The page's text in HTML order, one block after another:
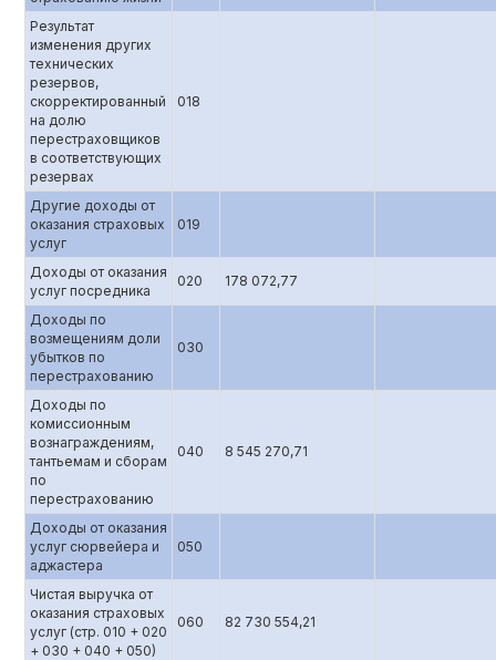
Результат
изменения других
технических
резервов,
скорректированный
на долю
перестраховщиков
в соответствующих
резервах
018
Другие доходы от
оказания страховых
услуг
019
Доходы от оказания
услуг посредника
020 178 072,77
Доходы по
возмещениям доли
убытков по
перестрахованию
030
Доходы по
комиссионным
вознаграждениям,
тантьемам и сборам
по
перестрахованию
040 8 545 270,71
Доходы от оказания
услуг сюрвейера и
аджастера
050
Чистая выручка от
оказания страховых
услуг (стр. 010 + 020
+ 030 + 040 + 050)
060 82 730 554,21